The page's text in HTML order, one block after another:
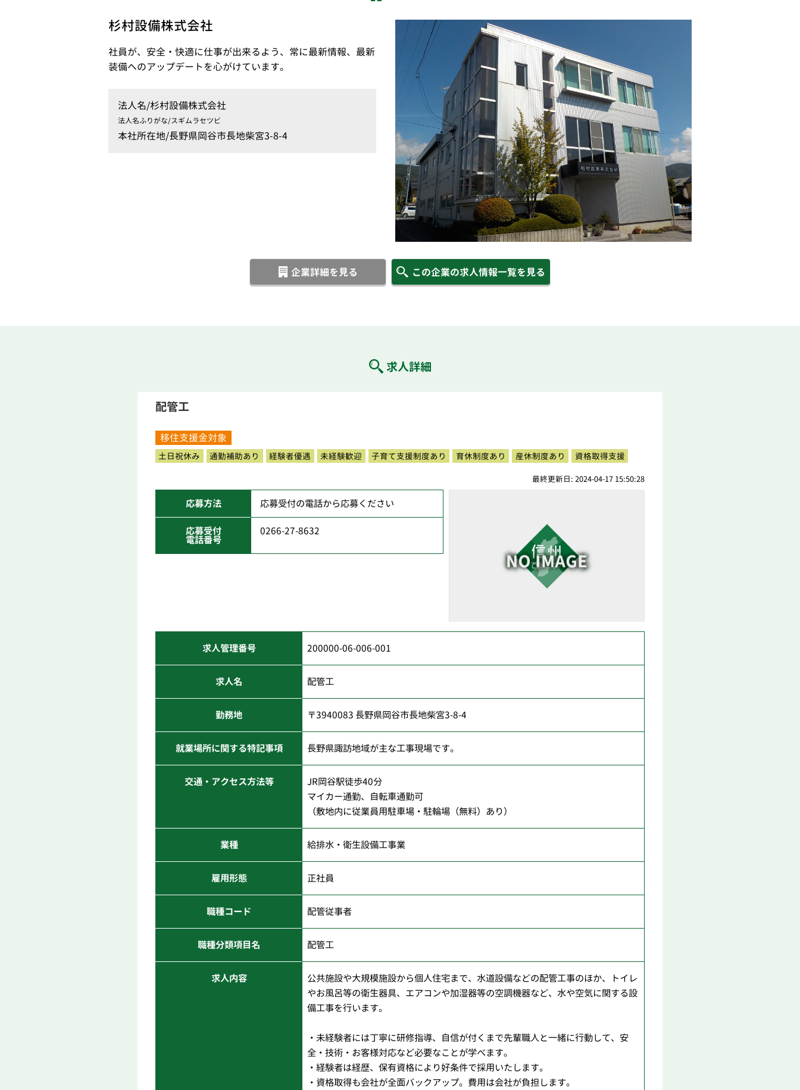
杉村設備株式会社
社員が、安全・快適に仕事が出来るよう、常に最新情報、最新
装備へのアップデートを心がけています。
法人名/杉村設備株式会社
法人名ふりがな/スギムラセツビ
本社所在地/長野県岡谷市長地柴宮3-8-4
企業詳細を見る この企業の求人情報一覧を見る
求人詳細
配管工
移住支援金対象
土日祝休み 通勤補助あり 経験者優遇 未経験歓迎 子育て支援制度あり 育休制度あり 産休制度あり 資格取得支援
最終更新日: 2024-04-17 15:50:28
応募方法 応募受付の電話から応募ください
応募受付
電話番号
0266-27-8632
求人管理番号 200000-06-006-001
求人名 配管工
勤務地 〒3940083 長野県岡谷市長地柴宮3-8-4
就業場所に関する特記事項 長野県諏訪地域が主な工事現場です。
交通・アクセス方法等
JR岡谷駅徒歩40分
マイカー通勤、自転車通勤可
（敷地内に従業員用駐車場・駐輪場（無料）あり）
業種 給排水・衛生設備工事業
雇用形態 正社員
職種コード 配管従事者
職種分類項目名 配管工
求人内容
公共施設や大規模施設から個人住宅まで、水道設備などの配管工事のほか、トイレ
やお風呂等の衛生器具、エアコンや加湿器等の空調機器など、水や空気に関する設
備工事を行います。
・未経験者には丁寧に研修指導、自信が付くまで先輩職人と一緒に行動して、安
全・技術・お客様対応など必要なことが学べます。
・経験者は経歴、保有資格により好条件で採用いたします。
・資格取得も会社が全面バックアップ。費用は会社が負担します。